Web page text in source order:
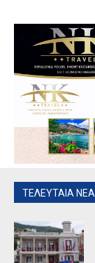
ΤΕΛΕΥΤΑΙΑ ΝΕΑ